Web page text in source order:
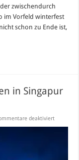
zwischendurch
im Vorfeld winterfest
schon zu Ende ist,
in Singapur
deaktiviertfür